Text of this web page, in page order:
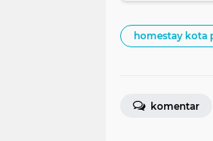
homestay kota
komentar